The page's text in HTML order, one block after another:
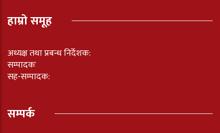
हाम्रो समूह
अध्यक्ष तथा प्रबन्ध निर्देशक:
सम्पादकः
सह-सम्पादक:
सम्पर्क